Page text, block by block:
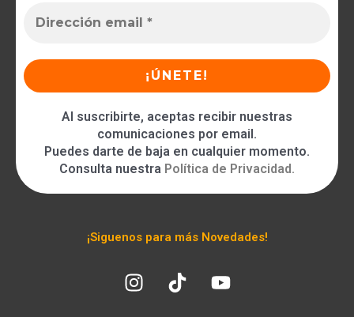
Al suscribirte, aceptas recibir nuestras
comunicaciones por email.
Puedes darte de baja en cualquier momento.
Consulta nuestra Política de Privacidad .
¡Siguenos para más Novedades!